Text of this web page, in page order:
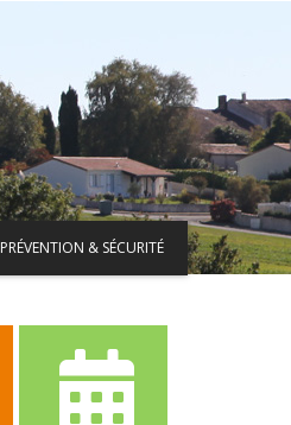
PRÉVENTION & SÉCURITÉ